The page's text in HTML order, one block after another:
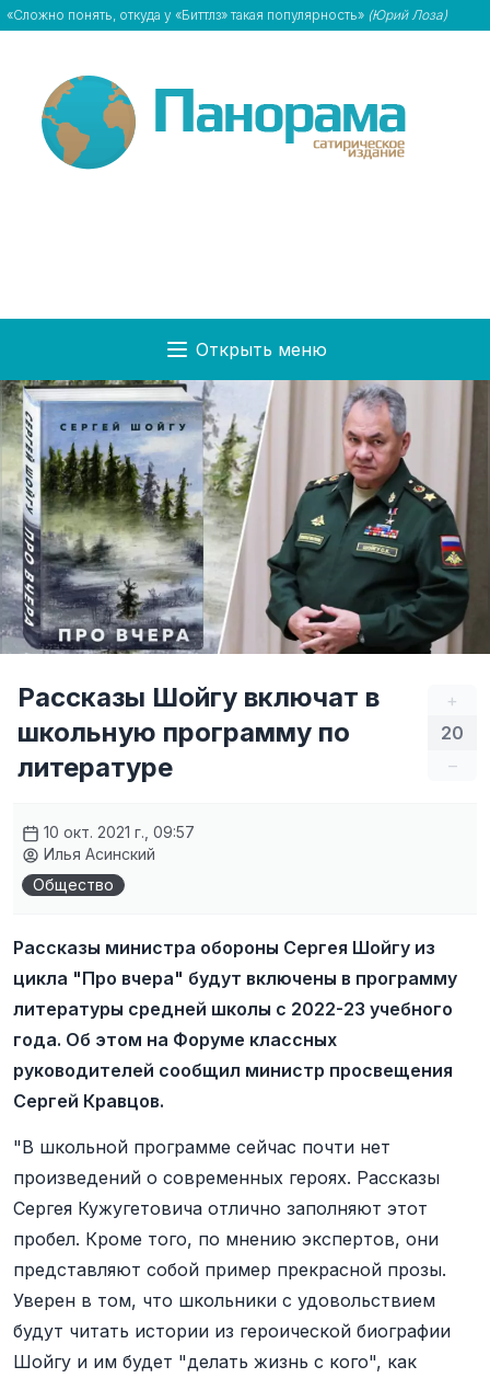
«Сложно понять, откуда у «Биттлз» такая популярность» (Юрий Лоза)
Открыть меню
+
20
–
Рассказы Шойгу включат в
школьную программу по
литературе
10 окт. 2021 г., 09:57
Илья Асинский
Общество
Рассказы министра обороны Сергея Шойгу из
цикла "Про вчера" будут включены в программу
литературы средней школы с 2022-23 учебного
года. Об этом на Форуме классных
руководителей сообщил министр просвещения
Сергей Кравцов.
"В школьной программе сейчас почти нет
произведений о современных героях. Рассказы
Сергея Кужугетовича отлично заполняют этот
пробел. Кроме того, по мнению экспертов, они
представляют собой пример прекрасной прозы.
Уверен в том, что школьники с удовольствием
будут читать истории из героической биографии
Шойгу и им будет "делать жизнь с кого", как